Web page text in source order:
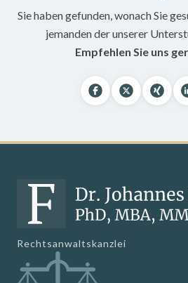
Sie haben gefunden, wonach Sie
jemanden der unserer
Empfehlen Sie uns
Rechtsanwaltskanzlei